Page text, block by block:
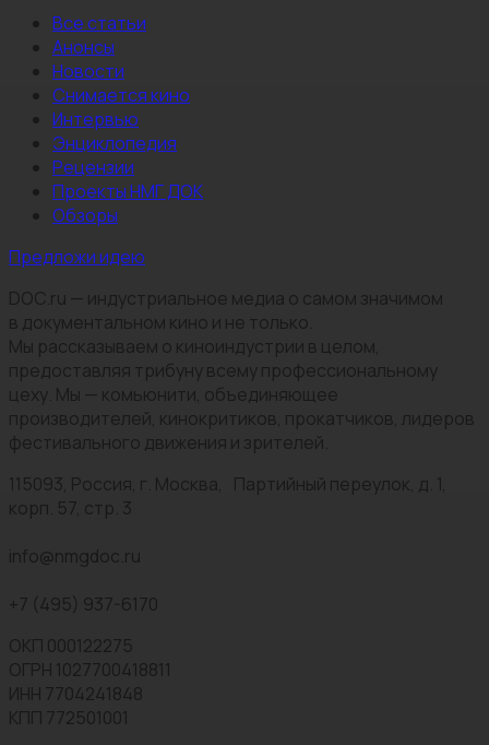
Все статьи
Анонсы
Новости
Снимается кино
Интервью
Энциклопедия
Рецензии
Проекты НМГ ДОК
Обзоры
Предложи идею
DOC.ru — индустриальное медиа о самом значимом
в документальном кино и не только.
Мы рассказываем о киноиндустрии в целом,
предоставляя трибуну всему профессиональному
цеху. Мы — комьюнити, объединяющее
производителей, кинокритиков, прокатчиков, лидеров
фестивального движения и зрителей.
115093, Россия, г. Москва, Партийный переулок, д. 1,
корп. 57, стр. 3
info@nmgdoc.ru
+7 (495) 937-6170
ОКП 000122275
ОГРН 1027700418811
ИНН 7704241848
КПП 772501001